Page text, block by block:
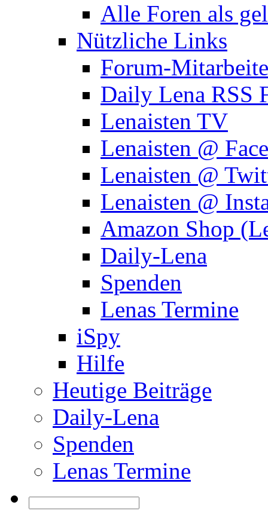
Alle Foren als
Nützliche Links
Forum-
Daily Lena RSS
Lenaisten TV
Lenaisten @
Lenaisten @
Lenaisten @
Amazon Shop
Daily-Lena
Spenden
Lenas Termine
iSpy
Hilfe
Heutige Beiträge
Daily-Lena
Spenden
Lenas Termine